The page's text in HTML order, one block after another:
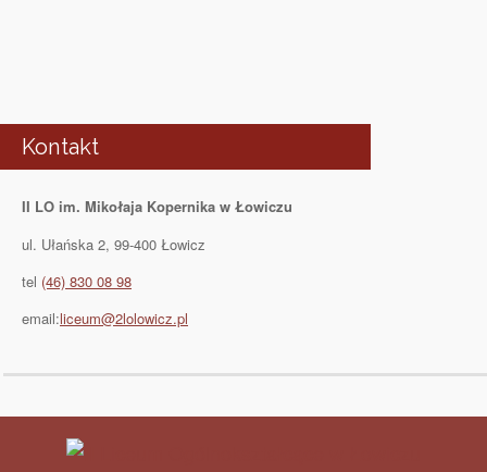
Kontakt
II LO im. Mikołaja Kopernika w Łowiczu
ul. Ułańska 2, 99-400 Łowicz
tel (46) 830 08 98
email:liceum@2lolowicz.pl